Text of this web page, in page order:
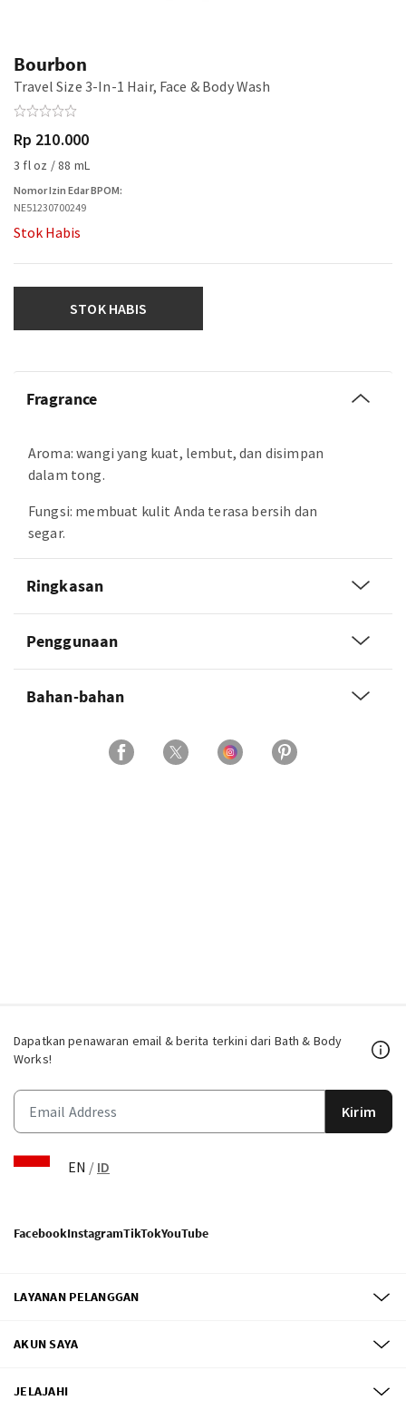
Bourbon
Travel Size 3-In-1 Hair, Face & Body Wash
Rp 210.000
3 fl oz / 88 mL
Nomor Izin Edar BPOM:
NE51230700249
Stok Habis
STOK HABIS
Fragrance
Aroma: wangi yang kuat, lembut, dan disimpan
dalam tong.
Fungsi: membuat kulit Anda terasa bersih dan
segar.
Ringkasan
Penggunaan
Bahan-bahan
Dapatkan penawaran email & berita terkini dari Bath & Body
Works!
Kirim
EN / ID
FacebookInstagramTikTokYouTube
LAYANAN PELANGGAN
AKUN SAYA
JELAJAHI